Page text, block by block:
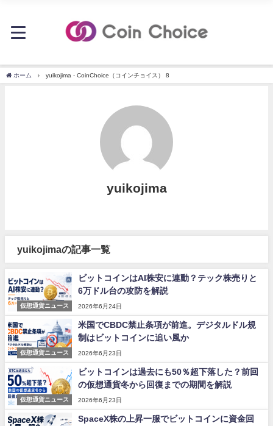
ホーム yuikojima - CoinChoice（コインチョイス） 8
yuikojima
yuikojimaの記事一覧
仮想通貨ニュース
ビットコインはAI株安に連動？テック株売りと
6万ドル台の攻防を解説
2026年6月24日
仮想通貨ニュース
米国でCBDC禁止条項が前進。デジタルドル規
制はビットコインに追い風か
2026年6月23日
仮想通貨ニュース
ビットコインは過去にも50％超下落した？前回
の仮想通貨冬から回復までの期間を解説
2026年6月23日
SpaceX株の上昇一服でビットコインに資金回